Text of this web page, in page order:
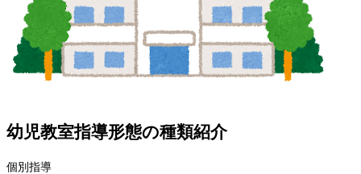
幼児教室指導形態の種類紹介
個別指導